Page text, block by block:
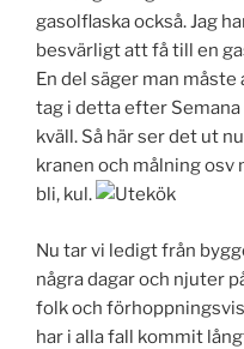
gasolflaska också. Jag
besvärligt att få till en
En del säger man
tag i detta efter
kväll. Så här ser det ut
kranen och målning osv
bli, kul.
Nu tar vi ledigt från
några dagar och njuter
folk och
har i alla fall kommit